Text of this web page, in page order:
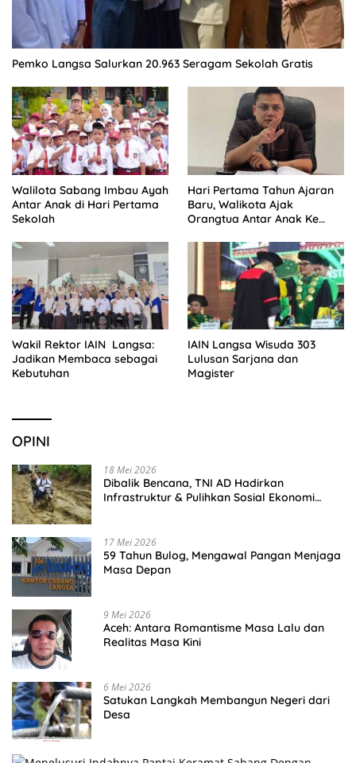
Pemko Langsa Salurkan 20.963 Seragam Sekolah Gratis
Walilota Sabang Imbau Ayah
Antar Anak di Hari Pertama
Sekolah
Hari Pertama Tahun Ajaran
Baru, Walikota Ajak
Orangtua Antar Anak Ke
Wakil Rektor IAIN Langsa:
Jadikan Membaca sebagai
Kebutuhan
IAIN Langsa Wisuda 303
Lulusan Sarjana dan
Magister
OPINI
18 Mei 2026
Dibalik Bencana, TNI AD Hadirkan
Infrastruktur & Pulihkan Sosial Ekonomi
17 Mei 2026
59 Tahun Bulog, Mengawal Pangan Menjaga
Masa Depan
9 Mei 2026
Aceh: Antara Romantisme Masa Lalu dan
Realitas Masa Kini
6 Mei 2026
Satukan Langkah Membangun Negeri dari
Desa